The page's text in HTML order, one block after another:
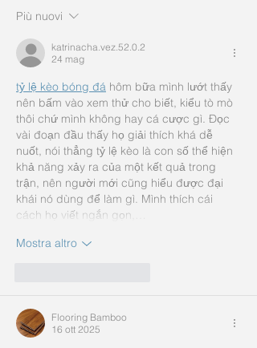
Più nuovi
katrinacha.vez.52.0.2
24 mag
tỷ lệ kèo bóng đá hôm bữa mình lướt thấy
nên bấm vào xem thử cho biết, kiểu tò mò
thôi chứ mình không hay cá cược gì. Đọc
vài đoạn đầu thấy họ giải thích khá dễ
nuốt, nói thẳng tỷ lệ kèo là con số thể hiện
khả năng xảy ra của một kết quả trong
trận, nên người mới cũng hiểu được đại
khái nó dùng để làm gì. Mình thích cái
cách họ viết ngắn gọn,…
Mostra altro
Flooring Bamboo
16 ott 2025